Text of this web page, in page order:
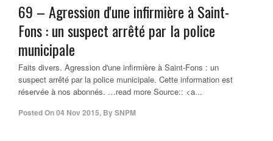
69 – Agression d'une infirmière à Saint-
Fons : un suspect arrêté par la police
municipale
Faits divers. Agression d'une infirmière à Saint-Fons : un
suspect arrêté par la police municipale. Cette information est
réservée à nos abonnés. …read more Source:: <a...
Posted On04 Nov 2015, BySNPM